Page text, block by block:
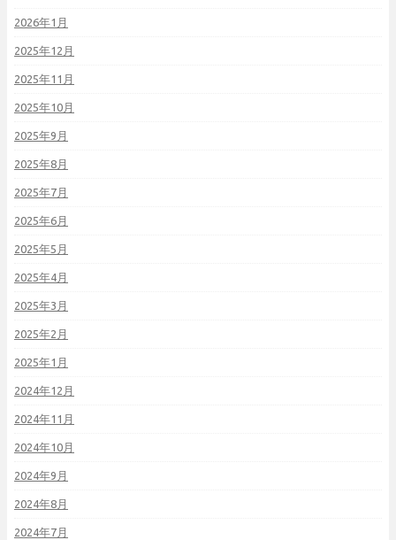
2026年1月
2025年12月
2025年11月
2025年10月
2025年9月
2025年8月
2025年7月
2025年6月
2025年5月
2025年4月
2025年3月
2025年2月
2025年1月
2024年12月
2024年11月
2024年10月
2024年9月
2024年8月
2024年7月